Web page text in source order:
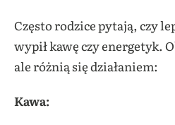
Często rodzice pytają, czy
wypił kawę czy energetyk.
ale różnią się działaniem:
Kawa: